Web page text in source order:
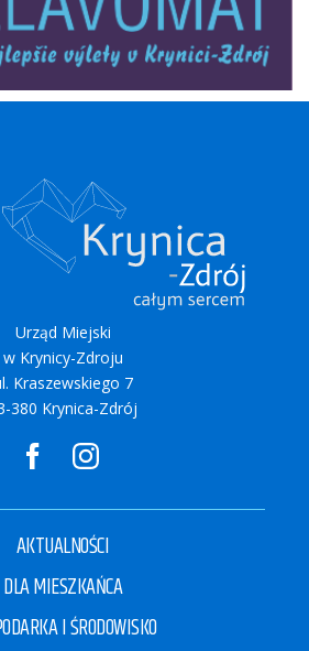
Urząd Miejski
w Krynicy-Zdroju
Kraszewskiego 7
380 Krynica-Zdrój
AKTUALNOŚCI
DLA MIESZKAŃCA
I ŚRODOWISKO